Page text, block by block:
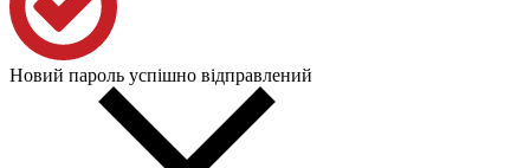
Новий пароль успішно відправлений